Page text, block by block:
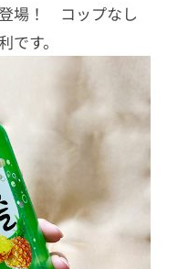
場！ コップなし
す。